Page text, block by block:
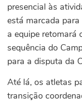
presencial às
está marcada
a equipe retomará
sequência do
para a disputa da
Até lá, os atletas
transição